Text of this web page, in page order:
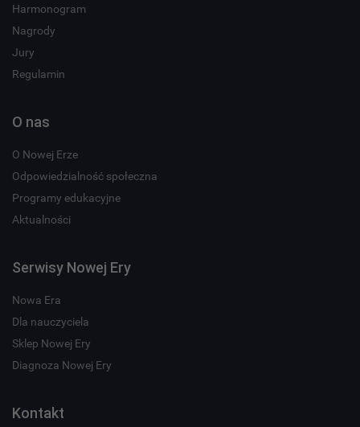
Harmonogram
Nagrody
Jury
Regulamin
O nas
O Nowej Erze
Odpowiedzialność społeczna
Programy edukacyjne
Aktualności
Serwisy Nowej Ery
Nowa Era
Dla nauczyciela
Sklep Nowej Ery
Diagnoza Nowej Ery
Kontakt